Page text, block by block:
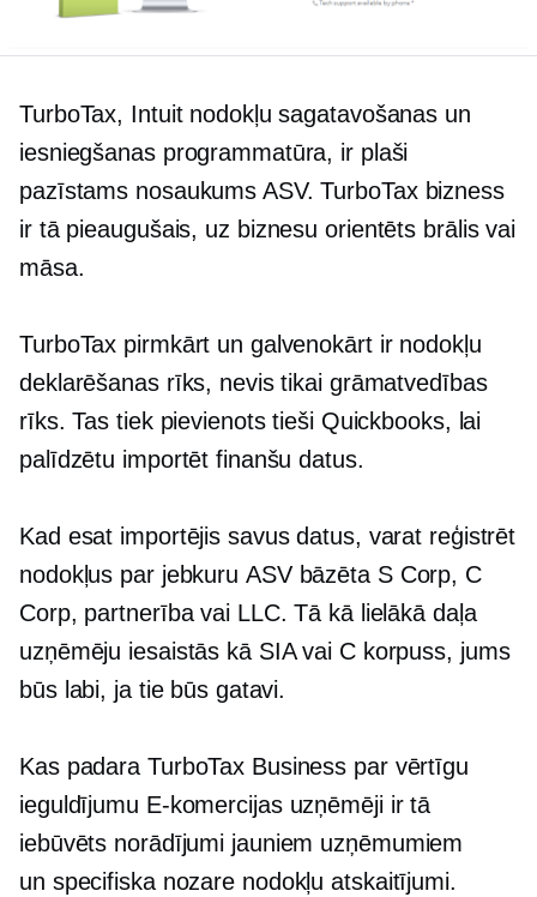
TurboTax, Intuit nodokļu sagatavošanas un
iesniegšanas programmatūra, ir plaši
pazīstams nosaukums ASV. TurboTax bizness
ir tā pieaugušais, uz biznesu orientēts brālis vai
māsa.
TurboTax pirmkārt un galvenokārt ir nodokļu
deklarēšanas rīks, nevis tikai grāmatvedības
rīks. Tas tiek pievienots tieši Quickbooks, lai
palīdzētu importēt finanšu datus.
Kad esat importējis savus datus, varat reģistrēt
nodokļus par jebkuru ASV bāzētaS Corp, C
Corp, partnerība vai LLC. Tā kā lielākā daļa
uzņēmēju iesaistās kā SIA vai C korpuss, jums
būs labi, ja tie būs gatavi.
Kas padara TurboTax Business par vērtīgu
ieguldījumu E-komercijasuzņēmēji ir tā
iebūvēts norādījumi jauniem uzņēmumiem
un specifiska nozare nodokļu atskaitījumi.